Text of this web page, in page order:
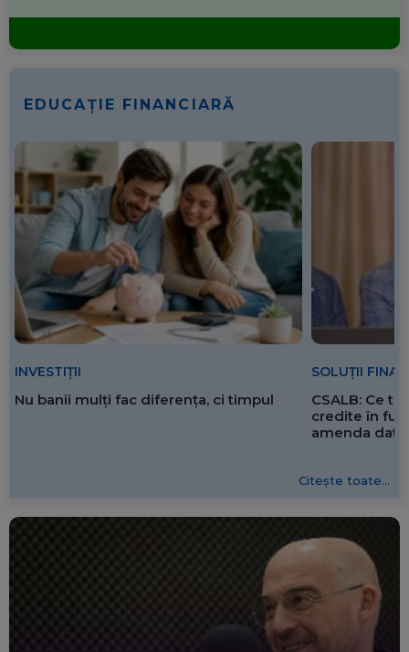
EDUCAȚIE FINANCIARĂ
INVESTIȚII
Nu banii mulți fac diferența, ci timpul
SOLUȚII
CSALB: Ce
credite în
amenda
Citește toate...